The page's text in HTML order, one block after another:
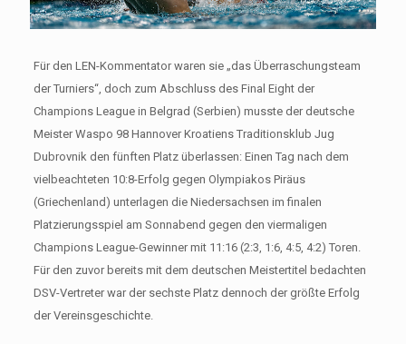
Für den LEN-Kommentator waren sie „das Überraschungsteam
der Turniers“, doch zum Abschluss des Final Eight der
Champions League in Belgrad (Serbien) musste der deutsche
Meister Waspo 98 Hannover Kroatiens Traditionsklub Jug
Dubrovnik den fünften Platz überlassen: Einen Tag nach dem
vielbeachteten 10:8-Erfolg gegen Olympiakos Piräus
(Griechenland) unterlagen die Niedersachsen im finalen
Platzierungsspiel am Sonnabend gegen den viermaligen
Champions League-Gewinner mit 11:16 (2:3, 1:6, 4:5, 4:2) Toren.
Für den zuvor bereits mit dem deutschen Meistertitel bedachten
DSV-Vertreter war der sechste Platz dennoch der größte Erfolg
der Vereinsgeschichte.